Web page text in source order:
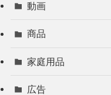
動画
商品
家庭用品
広告